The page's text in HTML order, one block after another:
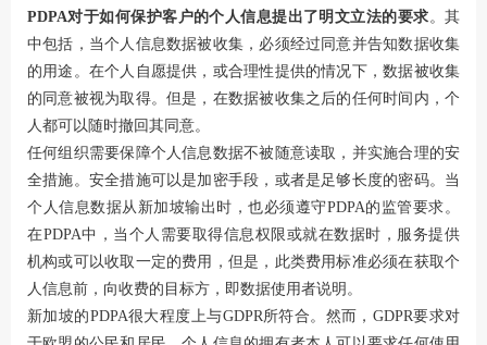
PDPA对于如何保护客户的个人信息提出了明文立法的要求。其
中包括，当个人信息数据被收集，必须经过同意并告知数据收集
的用途。在个人自愿提供，或合理性提供的情况下，数据被收集
的同意被视为取得。但是，在数据被收集之后的任何时间内，个
人都可以随时撤回其同意。
任何组织需要保障个人信息数据不被随意读取，并实施合理的安
全措施。安全措施可以是加密手段，或者是足够长度的密码。当
个人信息数据从新加坡输出时，也必须遵守PDPA的监管要求。
在PDPA中，当个人需要取得信息权限或就在数据时，服务提供
机构或可以收取一定的费用，但是，此类费用标准必须在获取个
人信息前，向收费的目标方，即数据使用者说明。
新加坡的PDPA很大程度上与GDPR所符合。然而，GDPR要求对